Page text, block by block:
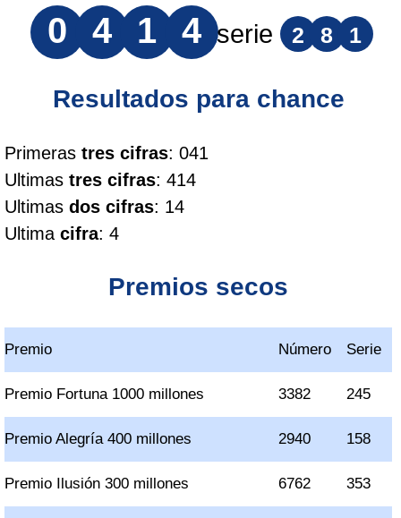
0 4 1 4 serie 2 8 1
Resultados para chance
Primeras tres cifras: 041
Ultimas tres cifras: 414
Ultimas dos cifras: 14
Ultima cifra: 4
Premios secos
Premio Número Serie
Premio Fortuna 1000 millones 3382 245
Premio Alegría 400 millones 2940 158
Premio Ilusión 300 millones 6762 353